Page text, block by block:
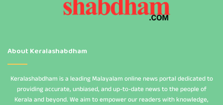
About Keralashabdham
Keralashabdham is a leading Malayalam online news portal dedicated to
providing accurate, unbiased, and up-to-date news to the people of
Kerala and beyond. We aim to empower our readers with knowledge,